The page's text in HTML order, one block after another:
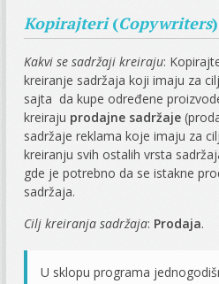
Kopirajteri(Copywriters)
Kakvi se sadržaji kreiraju:
kreiranje sadržaja koji imaju za
sajta da kupe određene
kreiraju prodajne sadržaje
sadržaje reklama koje imaju za
kreiranju svih ostalih vrsta
gde je potrebno da se istakne
sadržaja.
Cilj kreiranja sadržaja: Prodaja.
U sklopu programa